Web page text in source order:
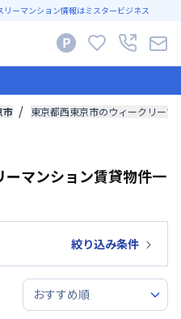
ーマンション情報はミスタービジネス
市 東京都西東京市のウィークリー
マンション賃貸物件一
絞り込み条件